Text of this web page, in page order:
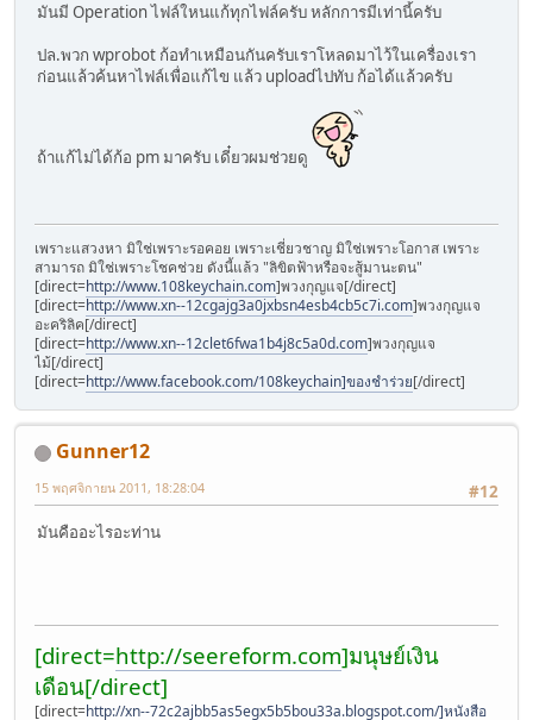
มันมี Operation ไฟล์ใหนแก้ทุกไฟล์ครับ หลักการมีเท่านี้ครับ
ปล.พวก wprobot ก้อทำเหมือนกันครับเราโหลดมาไว้ในเครื่องเรา
ก่อนแล้วค้นหาไฟล์เพื่อแก้ไข แล้ว uploadไปทับ ก้อได้แล้วครับ
ถ้าแก้ไม่ได้ก้อ pm มาครับ เดี๋ยวผมช่วยดู
เพราะแสวงหา มิใช่เพราะรอคอย เพราะเชี่ยวชาญ มิใช่เพราะโอกาส เพราะ
สามารถ มิใช่เพราะโชคช่วย ดังนี้แล้ว "ลิขิตฟ้าหรือจะสู้มานะตน"
[direct=http://www.108keychain.com]พวงกุญแจ[/direct]
[direct=http://www.xn--12cgajg3a0jxbsn4esb4cb5c7i.com]พวงกุญแจ
อะคริลิค[/direct]
[direct=http://www.xn--12clet6fwa1b4j8c5a0d.com]พวงกุญแจ
ไม้[/direct]
[direct=http://www.facebook.com/108keychain]ของชำร่วย[/direct]
Gunner12
#12
15 พฤศจิกายน 2011, 18:28:04
มันคืออะไรอะท่าน
[direct=http://seereform.com]มนุษย์เงิน
เดือน[/direct]
[direct=http://xn--72c2ajbb5as5egx5b5bou33a.blogspot.com/]หนังสือ